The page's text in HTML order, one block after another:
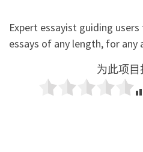
Expert essayist guiding
essays of any length, for any
为此项